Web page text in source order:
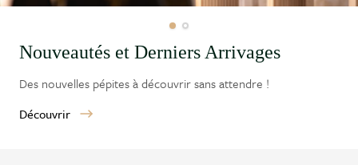
Nouveautés et Derniers Arrivages
Des nouvelles pépites à découvrir sans attendre !
Découvrir